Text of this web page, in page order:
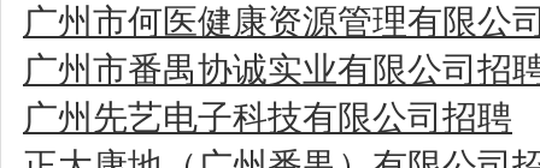
广州市何医健康资源管理有限公
广州市番禺协诚实业有限公司招
广州先艺电子科技有限公司招聘